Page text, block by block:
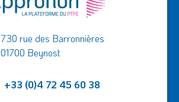
730 rue des Barronnières
01700 Beynost
+33 (0)4 72 45 60 38